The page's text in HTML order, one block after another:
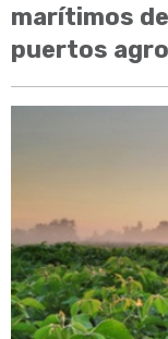
marítimos
puertos